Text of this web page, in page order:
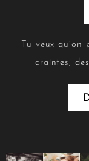
Tu veux
craintes,